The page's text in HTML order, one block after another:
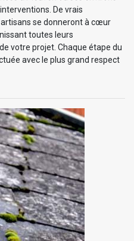
De vrais
se donneront à cœur
toutes leurs
votre projet. Chaque étape du
avec le plus grand respect